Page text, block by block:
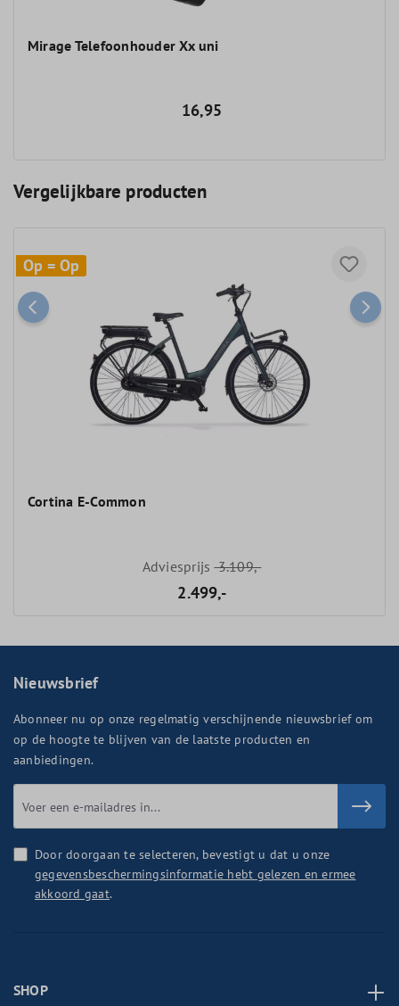
Mirage Telefoonhouder Xx uni
16,95
Vergelijkbare producten
Op = Op
Cortina E-Common
Adviesprijs3.109,-
2.499,-
Nieuwsbrief
Abonneer nu op onze regelmatig verschijnende nieuwsbrief om
op de hoogte te blijven van de laatste producten en
aanbiedingen.
Door doorgaan te selecteren, bevestigt u dat u onze
gegevensbeschermingsinformatie hebt gelezen en ermee
akkoord gaat.
SHOP